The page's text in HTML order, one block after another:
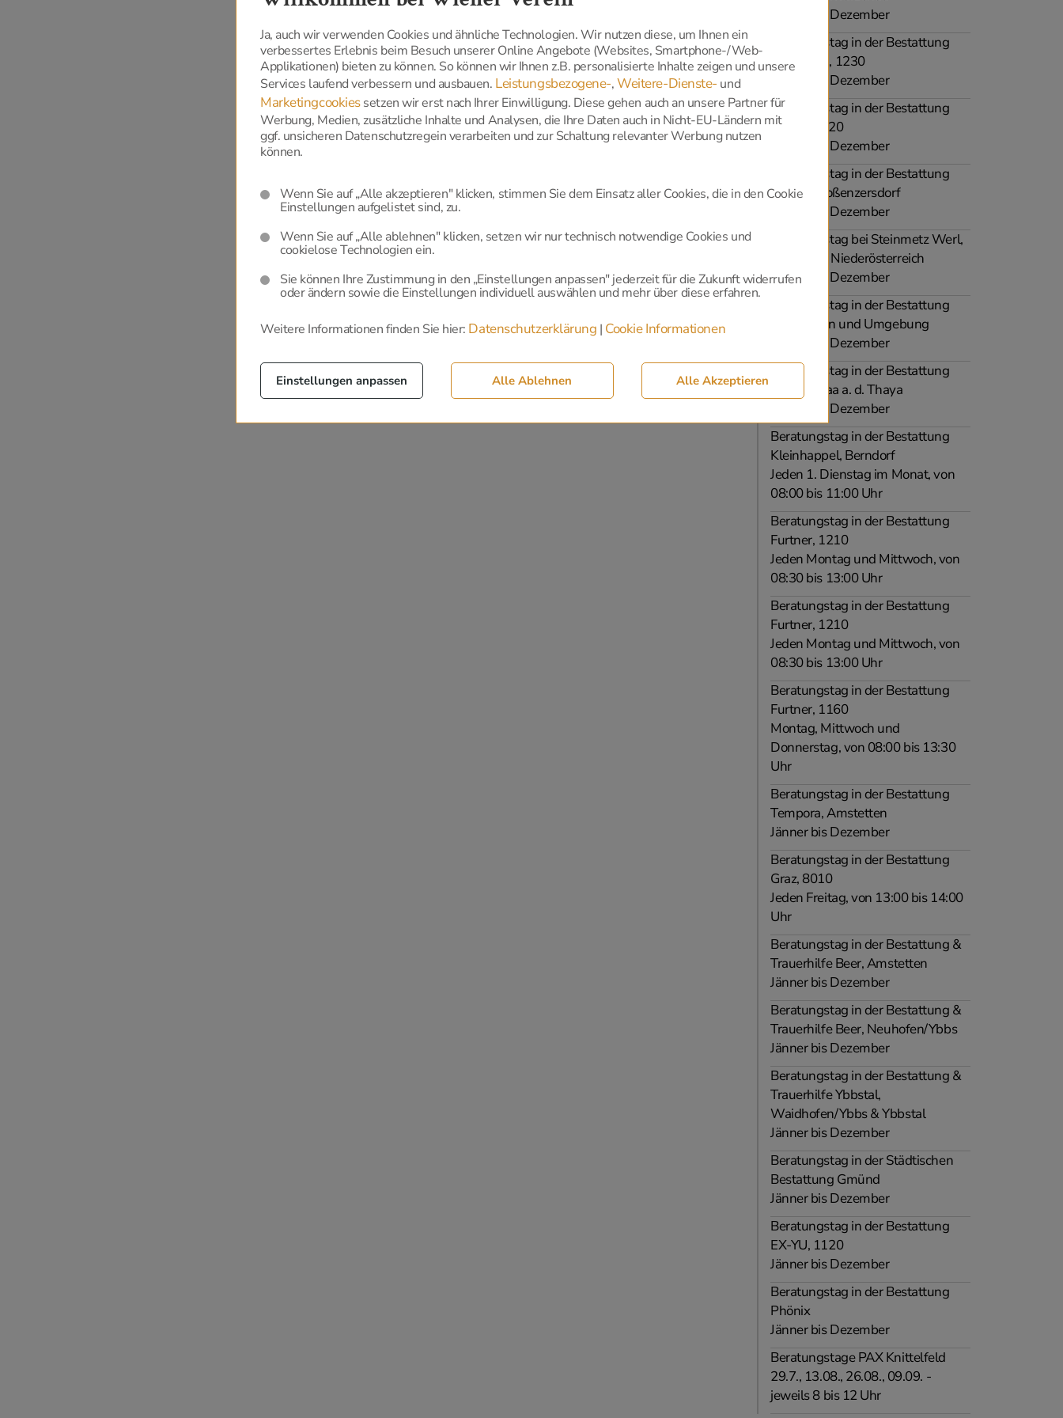
Jänner bis Dezember
Beratungstag in der Bestattung
Edelmann, 1230
Jänner bis Dezember
Beratungstag in der Bestattung
EX-YU, 1120
Jänner bis Dezember
Beratungstag in der Bestattung
Teufel, Großenzersdorf
Jänner bis Dezember
Beratungstag bei Steinmetz Werl,
Wien und Niederösterreich
Jänner bis Dezember
Beratungstag in der Bestattung
Biack, Tulln und Umgebung
Jänner bis Dezember
Beratungstag in der Bestattung
Kallaus, Laa a. d. Thaya
Jänner bis Dezember
Beratungstag in der Bestattung
Kleinhappel, Berndorf
Jeden 1. Dienstag im Monat, von
08:00 bis 11:00 Uhr
Beratungstag in der Bestattung
Furtner, 1210
Jeden Montag und Mittwoch, von
08:30 bis 13:00 Uhr
Beratungstag in der Bestattung
Furtner, 1210
Jeden Montag und Mittwoch, von
08:30 bis 13:00 Uhr
Beratungstag in der Bestattung
Furtner, 1160
Montag, Mittwoch und
Donnerstag, von 08:00 bis 13:30
Uhr
Beratungstag in der Bestattung
Tempora, Amstetten
Jänner bis Dezember
Beratungstag in der Bestattung
Graz, 8010
Jeden Freitag, von 13:00 bis 14:00
Uhr
Beratungstag in der Bestattung &
Trauerhilfe Beer, Amstetten
Jänner bis Dezember
Beratungstag in der Bestattung &
Trauerhilfe Beer, Neuhofen/Ybbs
Jänner bis Dezember
Beratungstag in der Bestattung &
Trauerhilfe Ybbstal,
Waidhofen/Ybbs & Ybbstal
Jänner bis Dezember
Beratungstag in der Städtischen
Bestattung Gmünd
Jänner bis Dezember
Beratungstag in der Bestattung
EX-YU, 1120
Jänner bis Dezember
Beratungstag in der Bestattung
Phönix
Jänner bis Dezember
Beratungstage PAX Knittelfeld
29.7., 13.08., 26.08., 09.09. -
jeweils 8 bis 12 Uhr
Ja, auch wir verwenden Cookies und ähnliche Technologien. Wir nutzen diese, um Ihnen ein
verbessertes Erlebnis beim Besuch unserer Online Angebote (Websites, Smartphone-/Web-
Applikationen) bieten zu können. So können wir Ihnen z.B. personalisierte Inhalte zeigen und unsere
Services laufend verbessern und ausbauen. Leistungsbezogene-,Weitere-Dienste- und
Marketingcookiessetzen wir erst nach Ihrer Einwilligung. Diese gehen auch an unsere Partner für
Werbung, Medien, zusätzliche Inhalte und Analysen, die Ihre Daten auch in Nicht-EU-Ländern mit
ggf. unsicheren Datenschutzregein verarbeiten und zur Schaltung relevanter Werbung nutzen
können.
Wenn Sie auf „Alle akzeptieren" klicken, stimmen Sie dem Einsatz aller Cookies, die in den Cookie
Einstellungen aufgelistet sind, zu.
Wenn Sie auf „Alle ablehnen" klicken, setzen wir nur technisch notwendige Cookies und
cookielose Technologien ein.
Sie können Ihre Zustimmung in den „Einstellungen anpassen" jederzeit für die Zukunft widerrufen
oder ändern sowie die Einstellungen individuell auswählen und mehr über diese erfahren.
Weitere Informationen finden Sie hier: Datenschutzerklärung | Cookie Informationen
Einstellungen anpassen Alle Ablehnen Alle Akzeptieren